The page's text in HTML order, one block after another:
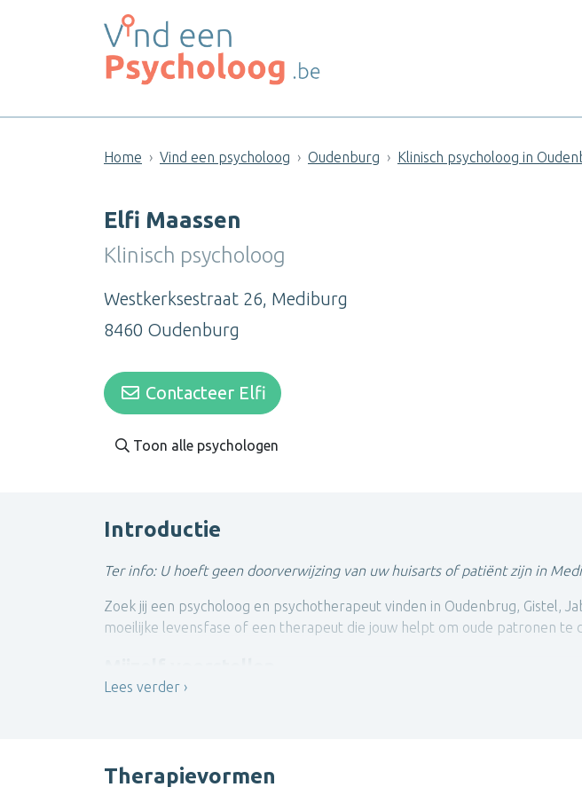
Home Vind een psycholoog Oudenburg Klinisch psycholoog in
Elfi Maassen
Klinisch psycholoog
Westkerksestraat 26, Mediburg
8460 Oudenburg
Contacteer Elfi
Toon alle psychologen
Introductie
Ter info: U hoeft geen doorverwijzing van uw huisarts of patiënt zijn in
Zoek jij een psycholoog en psychotherapeut vinden in Oudenbrug, Gistel,
moeilijke levensfase of een therapeut die jouw helpt om oude patronen te
Integratieve psychotherapie integreert zowel wetenschappelijk
Lees verder
Therapievormen